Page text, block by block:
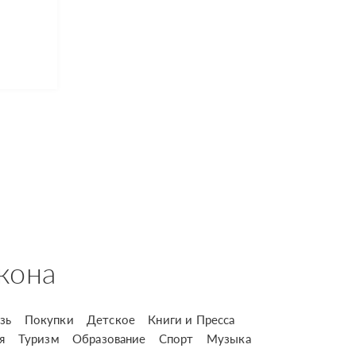
Покупки Детское
Книги и Пресса
Туризм Образование Спорт Музыка